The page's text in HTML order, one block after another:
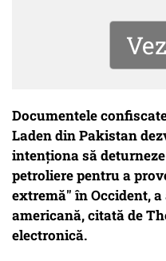
Documentele
Laden din Pakistan
intenţiona să
petroliere pentru a
extremă" în Occident,
americană, citată de
electronică.